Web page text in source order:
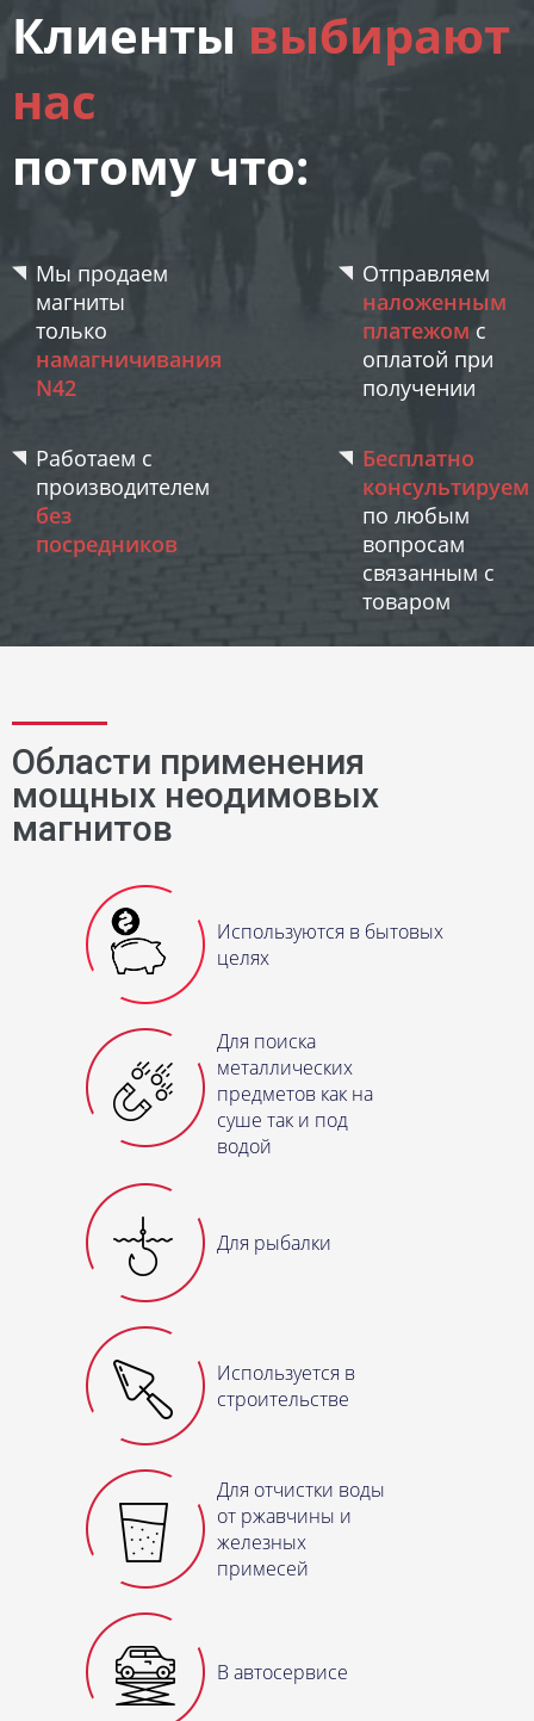
Клиенты выбирают
нас
потому что:
Мы продаем
магниты
только
намагничивания
N42
Отправляем
наложенным
платежом с
оплатой при
получении
Работаем с
производителем
без
посредников
Бесплатно
консультируем
по любым
вопросам
связанным с
товаром
качество
продукции
всей России
Осуществляем
доставку
заказов в
течении 3-7
дошли целыми
Области применения
мощных неодимовых
магнитов
Используются в бытовых
целях
Для поиска
металлических
предметов как на
суше так и под
водой
Для рыбалки
Используется в
строительстве
Для отчистки воды
от ржавчины и
железных
примесей
В автосервисе